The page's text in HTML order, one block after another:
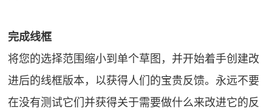
完成线框
将您的选择范围缩小到单个草图，并开始着手创建改
进后的线框版本，以获得人们的宝贵反馈。永远不要
在没有测试它们并获得关于需要做什么来改进它的反